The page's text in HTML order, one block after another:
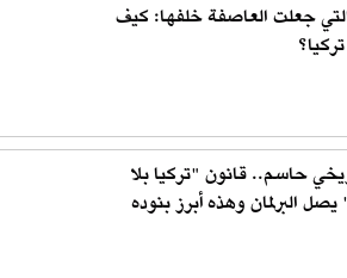
التي جعلت العاصفة خلفها: كيف
حاسم.. قانون "تركيا بلا
البرلمان وهذه أبرز بنوده